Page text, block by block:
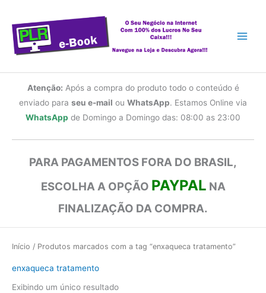
conteúdo
Atenção: Após a compra do produto todo o conteúdo é
enviado para seu e-mail ou WhatsApp. Estamos Online via
WhatsApp de Domingo a Domingo das: 08:00 as 23:00
PARA PAGAMENTOS FORA DO BRASIL,
ESCOLHA A OPÇÃO PAYPAL NA
FINALIZAÇÃO DA COMPRA.
Início / Produtos marcados com a tag “enxaqueca tratamento”
enxaqueca tratamento
Exibindo um único resultado